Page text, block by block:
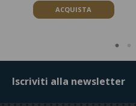
ACQUISTA
Iscriviti alla newsletter